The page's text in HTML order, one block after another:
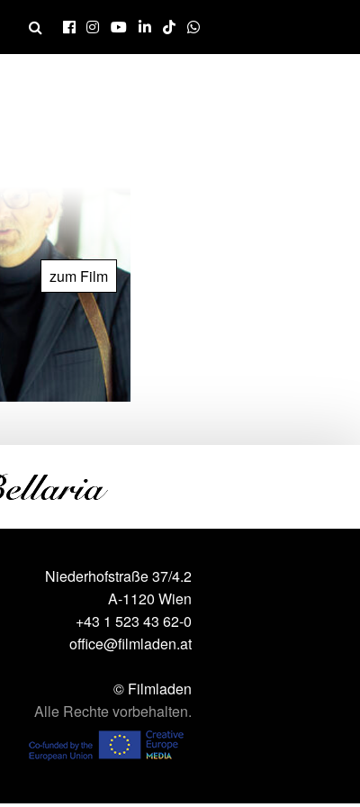
zum Film
Niederhofstraße 37/4.2
A-1120 Wien
+43 1 523 43 62-0
office@filmladen.at
© Filmladen
Alle Rechte vorbehalten.